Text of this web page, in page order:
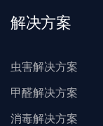
解决方案
虫害解决方案
甲醛解决方案
消毒解决方案